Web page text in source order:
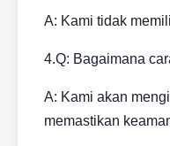
A: Kami tidak
4.Q: Bagaimana
A: Kami akan
memastikan